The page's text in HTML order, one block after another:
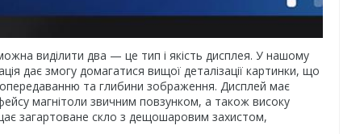
виділити два — це тип і якість дисплея. У нашому
дає змогу домагатися вищої деталізації картинки, що
та глибини зображення. Дисплей має
магнітоли звичним повзунком, а також високу
загартоване скло з дещошаровим захистом,